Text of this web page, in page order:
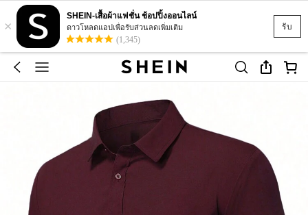
รับ
×
SHEIN-เสื้อผ้าแฟชั่น ช้อปปิ้งออนไลน์
ดาวโหลดแอปเพื่อรับส่วนลดเพิ่มเติม
(1,345)